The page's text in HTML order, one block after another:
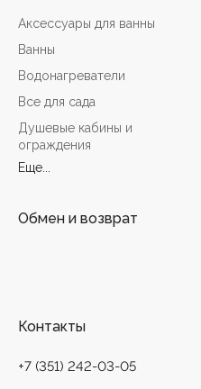
Аксессуары для ванны
Ванны
Водонагреватели
Все для сада
Душевые кабины и
ограждения
Еще...
Обмен и возврат
Контакты
+7 (351) 242-03-05